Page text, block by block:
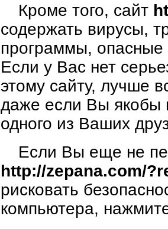
Кроме того, сайт
содержать вирусы,
программы,
Если у Вас нет
этому сайту, лучше
даже если Вы якобы
одного из Ваших
Если Вы еще не
http://zepana.com/
рисковать
компьютера,